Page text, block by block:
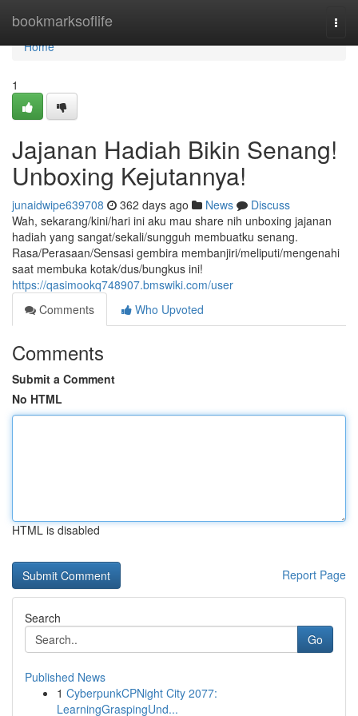
bookmarksoflife
Home
Home
1
Jajanan Hadiah Bikin Senang!
Unboxing Kejutannya!
junaidwipe639708 362 days ago News
Discuss
Wah, sekarang/kini/hari ini aku mau share nih unboxing jajanan
hadiah yang sangat/sekali/sungguh membuatku senang.
Rasa/Perasaan/Sensasi gembira membanjiri/meliputi/mengenahi
saat membuka kotak/dus/bungkus ini!
https://qasimookq748907.bmswiki.com/user
Comments
Who Upvoted
Comments
Submit a Comment
No HTML
HTML is disabled
Report Page
Search
Go
Published News
1 CyberpunkCPNight City 2077:
LearningGraspingUnd...